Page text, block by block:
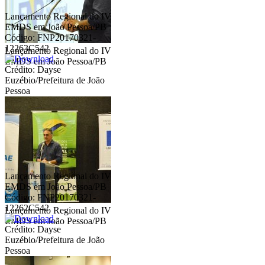
Lançamento Regional do IV
EMDS em João Pessoa/PB
Lançamento Regional do IV
EMDS em João Pessoa/PB
Código: FNP20170321-
12263C542
Crédito: Dayse
Euzébio/Prefeitura de João
Pessoa
Lançamento Regional do IV
EMDS em João Pessoa/PB
Lançamento Regional do IV
EMDS em João Pessoa/PB
Código: FNP20170321-
12262C542
Crédito: Dayse
Euzébio/Prefeitura de João
Pessoa